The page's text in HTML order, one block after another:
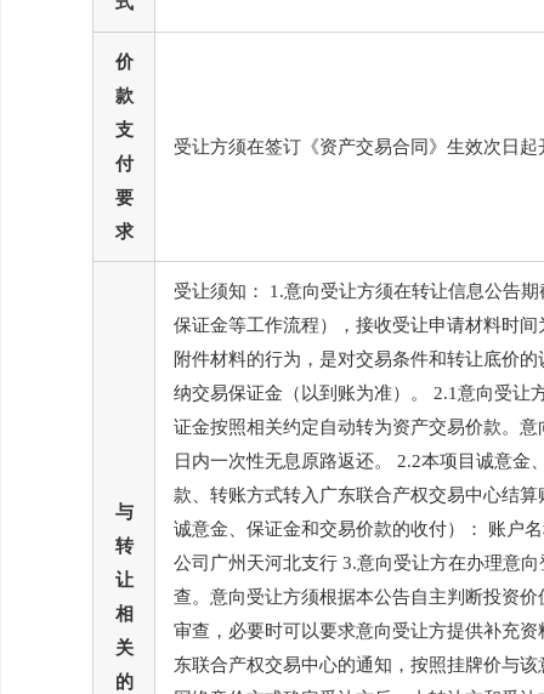
价
款
支
付
要
求
受让方须在签订《资产交易合同》生效次日
与
转
让
相
关
的
受让须知： 1.意向受让方须在转让信息公告
保证金等工作流程），接收受让申请材料时
附件材料的行为，是对交易条件和转让底价
纳交易保证金（以到账为准）。 2.1意向受让
证金按照相关约定自动转为资产交易价款。
日内一次性无息原路返还。 2.2本项目诚意
款、转账方式转入广东联合产权交易中心结
诚意金、保证金和交易价款的收付）： 账户
公司广州天河北支行 3.意向受让方在办理意
查。意向受让方须根据本公告自主判断投资
审查，必要时可以要求意向受让方提供补充
东联合产权交易中心的通知，按照挂牌价与